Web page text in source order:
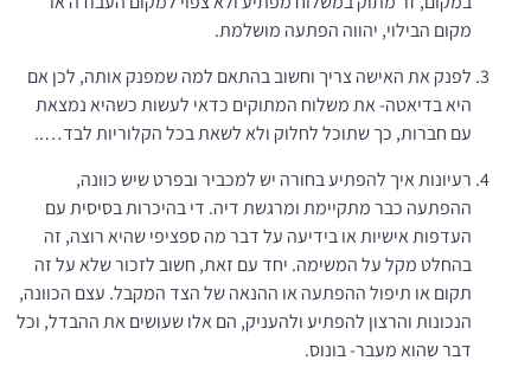
מקום הבילוי, יהווה הפתעה מושלמת.
לפנק את האישה צריך וחשוב בהתאם למה שמפנק אותה, לכן אם
היא בדיאטה- את משלוח המתוקים כדאי לעשות כשהיא נמצאת
עם חברות, כך שתוכל לחלוק ולא לשאת בכל הקלוריות לבד…..
רעיונות איך להפתיע בחורה יש למכביר ובפרט שיש כוונה,
ההפתעה כבר מתקיימת ומרגשת דיה. די בהיכרות בסיסית עם
העדפות אישיות או בידיעה על דבר מה ספציפי שהיא רוצה, זה
בהחלט מקל על המשימה. יחד עם זאת, חשוב לזכור שלא על זה
תקום או תיפול ההפתעה או ההנאה של הצד המקבל. עצם הכוונה,
הנכונות והרצון להפתיע ולהעניק, הם אלו שעושים את ההבדל, וכל
דבר שהוא מעבר- בונוס.